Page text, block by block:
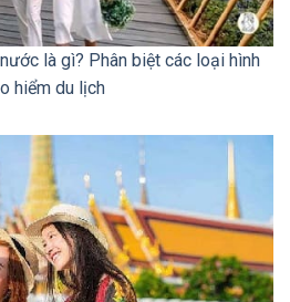
là gì? Phân biệt các loại hình
hiểm du lịch